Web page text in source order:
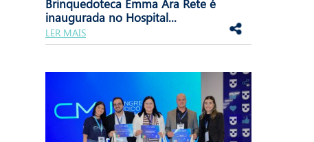
Brinquedoteca Emma Ara Rete é
inaugurada no Hospital...
LER MAIS